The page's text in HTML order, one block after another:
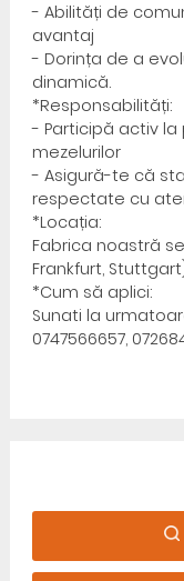
- Abilități de
avantaj
- Dorința de a
dinamică.
*Responsabilități:
- Participă activ
mezelurilor
- Asigură-te că
respectate cu
*Locația:
Fabrica noastră
Frankfurt,
*Cum să aplici:
Sunati la
0747566657,